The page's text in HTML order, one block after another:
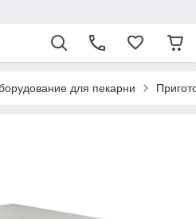
для пекарни